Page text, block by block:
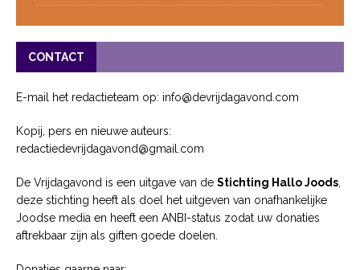
CONTACT
E-mail het redactieteam op: info@devrijdagavond.com
Kopij, pers en nieuwe auteurs:
redactiedevrijdagavond@gmail.com
De Vrijdagavond is een uitgave van de Stichting Hallo Joods
deze stichting heeft als doel het uitgeven van onafhankelijke
Joodse media en heeft een ANBI-status zodat uw donaties
aftrekbaar zijn als giften goede doelen.